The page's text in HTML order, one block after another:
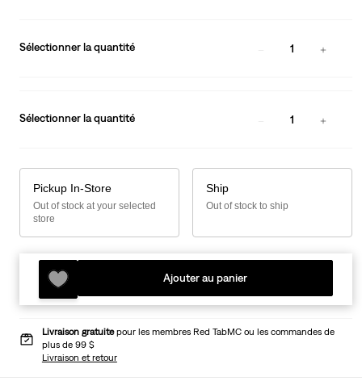
Sélectionner la quantité 1
Sélectionner la quantité 1
Pickup In-Store
Out of stock at your selected
store
Ship
Out of stock to ship
Ajouter au panier
Livraison gratuitepour les membres Red TabMC ou les commandes de
plus de 99 $
Livraison et retour